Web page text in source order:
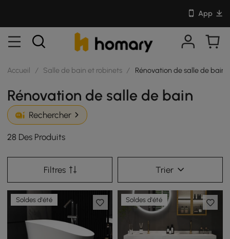
App
Accueil / Salle de bain et robinets / Rénovation de salle de bain
Rénovation de salle de bain
Rechercher
28 Des Produits
Filtres Trier
Soldes d'été Soldes d'été